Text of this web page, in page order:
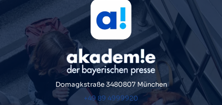
Domagkstraße 3480807 München
+49 89 4999920